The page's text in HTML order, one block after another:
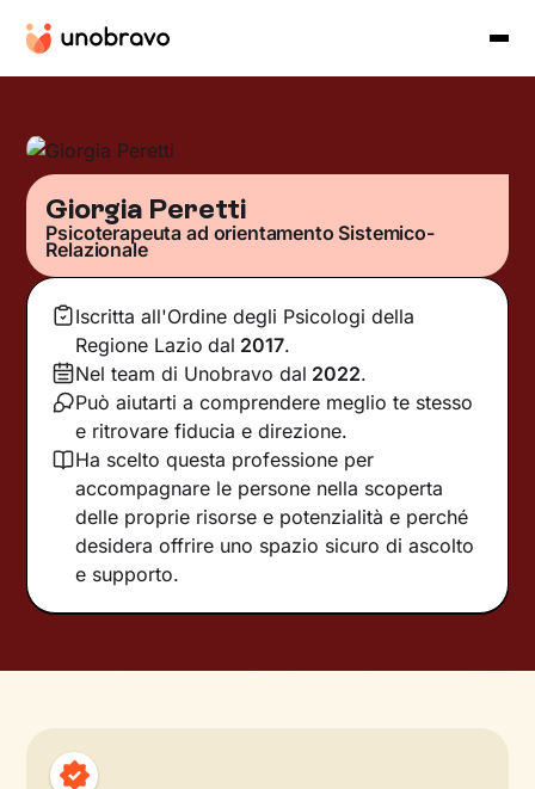
Giorgia Peretti
Psicoterapeuta ad orientamento Sistemico-
Relazionale
Iscritta all'Ordine degli Psicologi della
Regione Lazio dal 2017.
Nel team di Unobravo dal 2022.
Può aiutarti a comprendere meglio te stesso
e ritrovare fiducia e direzione.
Ha scelto questa professione per
accompagnare le persone nella scoperta
delle proprie risorse e potenzialità e perché
desidera offrire uno spazio sicuro di ascolto
e supporto.